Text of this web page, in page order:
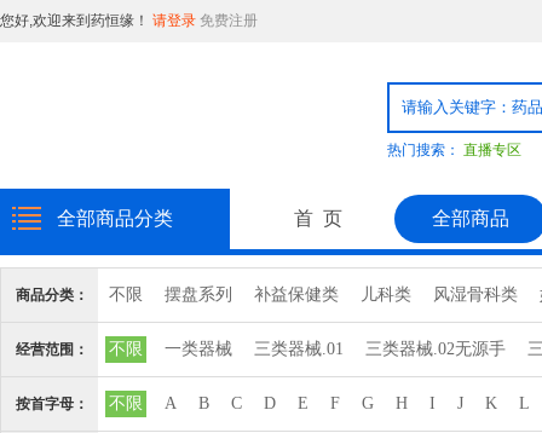
您好,欢迎来到药恒缘！ 请登录 免费注册
热门搜索： 直播专区
首 页 全部商品
全部商品分类
商品分类： 不限 摆盘系列 补益保健类 儿科类 风湿骨科类
消毒品 日化用品 普通食品 粉剂系列 精致饮片
心脑血管血液系统
经营范围： 不限 一类器械 三类器械.01 三类器械.02无源手
三类器械.10输血、 三类器械.12 三类器械.13无源植
按首字母： 不限 A B C D E F G H I J K L